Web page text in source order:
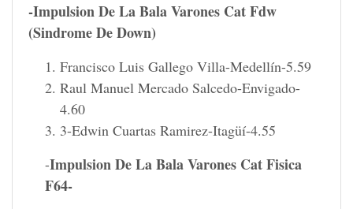
-Impulsion De La Bala Varones Cat Fdw
(Sindrome De Down)
Francisco Luis Gallego Villa-Medellín-5.59
Raul Manuel Mercado Salcedo-Envigado-
4.60
3-Edwin Cuartas Ramirez-Itagüí-4.55
-Impulsion De La Bala Varones Cat Fisica
F64-